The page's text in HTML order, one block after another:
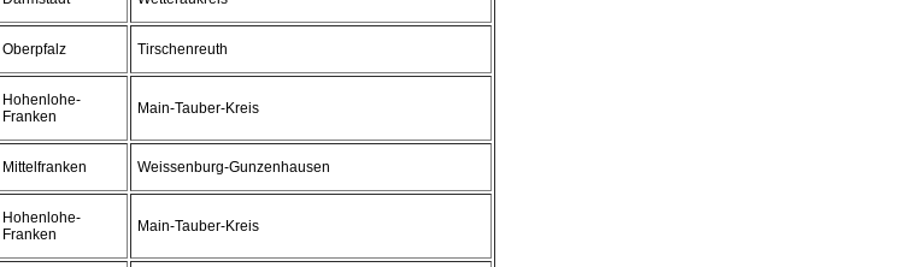
Oberpfalz Tirschenreuth
Hohenlohe-
Franken
Main-Tauber-Kreis
Mittelfranken Weissenburg-Gunzenhausen
Hohenlohe-
Franken
Main-Tauber-Kreis